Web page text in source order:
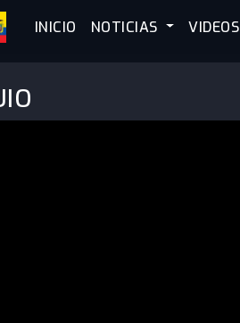
INICIO NOTICIAS VIDEOS